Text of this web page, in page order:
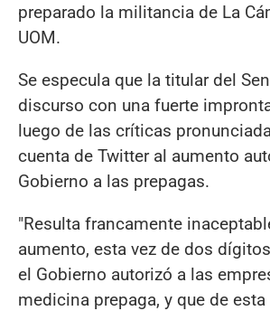
preparado la militancia de La
UOM.
Se especula que la titular del
discurso con una fuerte
luego de las críticas
cuenta de Twitter al aumento
Gobierno a las prepagas.
"Resulta francamente
aumento, esta vez de dos
el Gobierno autorizó a las
medicina prepaga, y que de